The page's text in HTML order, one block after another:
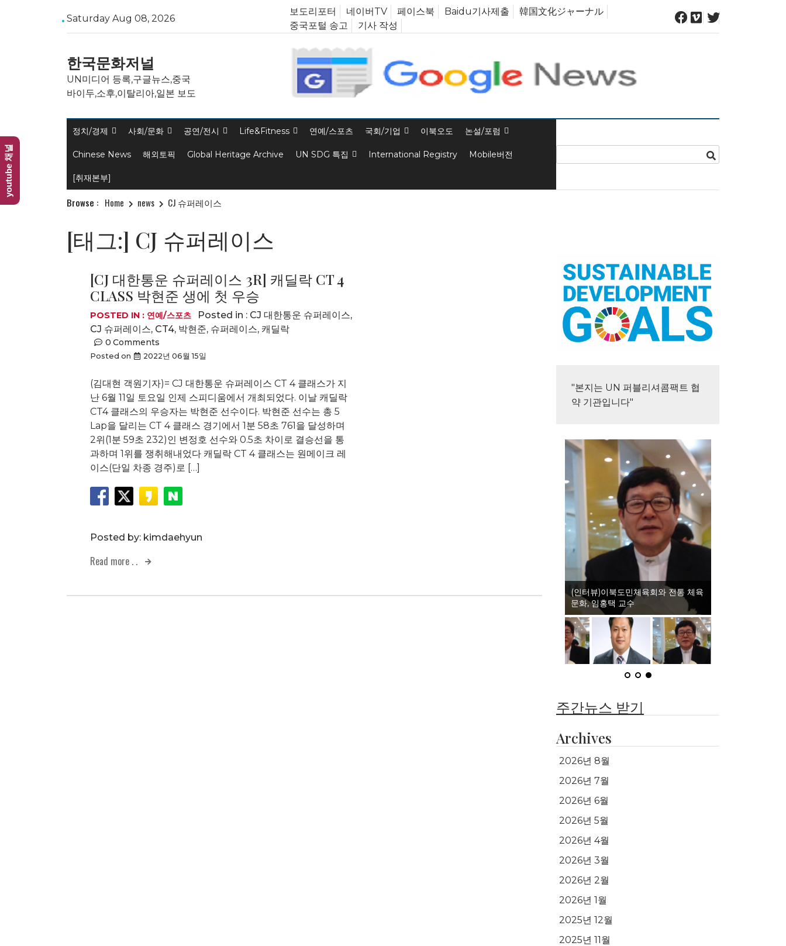
Saturday Aug 08, 2026
보도리포터 네이버TV 페이스북 Baidu기사제출
韓国文化ジャーナル
중국포털 송고
기사 작성
한국문화저널
UN미디어 등록,구글뉴스,중국
바이두,소후,이탈리아,일본 보도
정치/경제 사회/문화 공연/전시 Life&Fitness 연예/스포츠 국회/기업 이북오도 논설/포럼
Chinese News 해외토픽 Global Heritage Archive UN SDG 특집 International Registry Mobile버전
[취재본부]
Browse : Home news CJ 슈퍼레이스
[태그:] CJ 슈퍼레이스
[CJ 대한통운 슈퍼레이스 3R] 캐딜락 CT 4
CLASS 박현준 생에 첫 우승
POSTED IN : 연예/스포츠 Posted in : CJ 대한통운 슈퍼레이스,
CJ 슈퍼레이스, CT4, 박현준, 슈퍼레이스, 캐딜락
0 Comments
Posted on 2022년 06월 15일
(김대현 객원기자)= CJ 대한통운 슈퍼레이스 CT 4 클래스가 지
난 6월 11일 토요일 인제 스피디움에서 개최되었다. 이날 캐딜락
CT4 클래스의 우승자는 박현준 선수이다. 박현준 선수는 총 5
Lap을 달리는 CT 4 클래스 경기에서 1분 58초 761을 달성하며
2위(1분 59초 232)인 변정호 선수와 0.5초 차이로 결승선을 통
과하며 1위를 쟁취해내었다 캐딜락 CT 4 클래스는 원메이크 레
이스(단일 차종 경주)로 […]
Posted by: kimdaehyun
Read more . .
"본지는 UN 퍼블리셔콤팩트 협
약 기관입니다"
(인터뷰)이북도민체육회와 전통 체육
문화, 임홍택 교수
주간뉴스 받기
Archives
2026년 8월
2026년 7월
2026년 6월
2026년 5월
2026년 4월
2026년 3월
2026년 2월
2026년 1월
2025년 12월
2025년 11월
youtube 채널